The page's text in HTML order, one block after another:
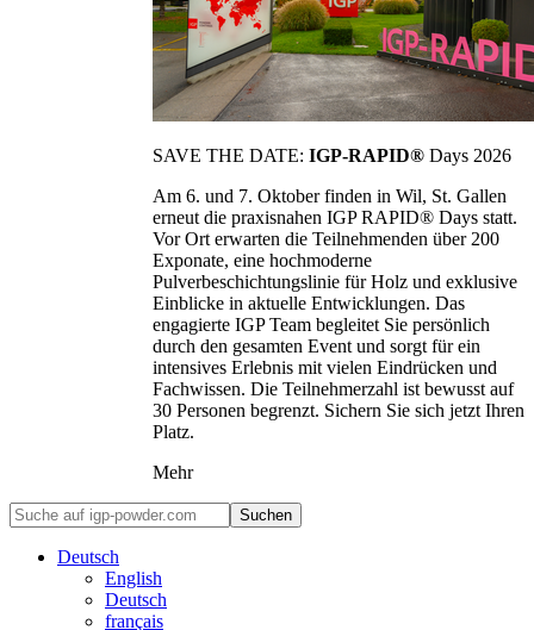
SAVE THE DATE: IGP-RAPID® Days 2026
Am 6. und 7. Oktober finden in Wil, St. Gallen
erneut die praxisnahen IGP RAPID® Days statt.
Vor Ort erwarten die Teilnehmenden über 200
Exponate, eine hochmoderne
Pulverbeschichtungslinie für Holz und exklusive
Einblicke in aktuelle Entwicklungen. Das
engagierte IGP Team begleitet Sie persönlich
durch den gesamten Event und sorgt für ein
intensives Erlebnis mit vielen Eindrücken und
Fachwissen. Die Teilnehmerzahl ist bewusst auf
30 Personen begrenzt. Sichern Sie sich jetzt Ihren
Platz.
Mehr
Suchen
Deutsch
English
Deutsch
français